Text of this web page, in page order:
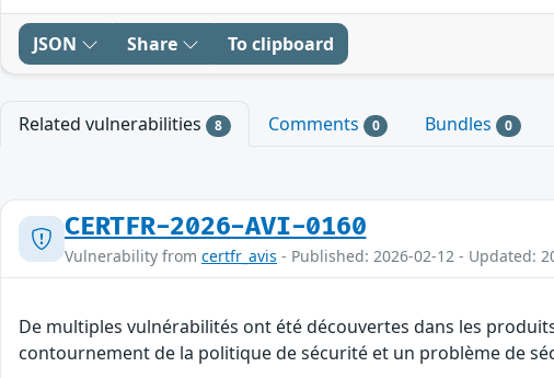
JSON Share To clipboard
Related vulnerabilities 8 Comments 0 Bundles 0
CERTFR-2026-AVI-0160
Vulnerability from certfr_avis - Published: 2026-02-12 - Updated:
De multiples vulnérabilités ont été découvertes dans les
contournement de la politique de sécurité et un problème de